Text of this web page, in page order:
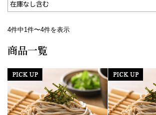
4件中1件〜4件を表示
商品一覧